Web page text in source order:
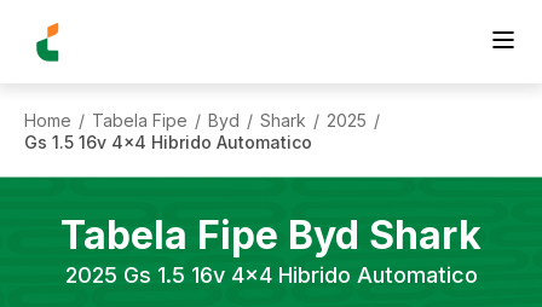
Home / Tabela Fipe / Byd / Shark / 2025 /
Gs 1.5 16v 4x4 Hibrido Automatico
Tabela Fipe Byd Shark
2025 Gs 1.5 16v 4x4 Hibrido Automatico